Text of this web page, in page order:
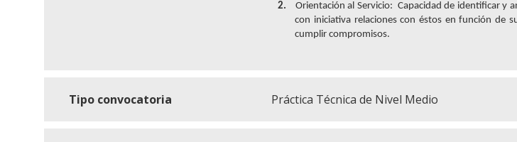
2.
Orientación al Servicio: Capacidad de identificar y
con iniciativa relaciones con éstos en función de
cumplir compromisos.
Tipo convocatoria Práctica Técnica de Nivel Medio